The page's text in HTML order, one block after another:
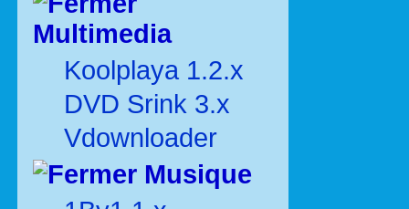
Multimedia
Koolplaya 1.2.x
DVD Srink 3.x
Vdownloader
Musique